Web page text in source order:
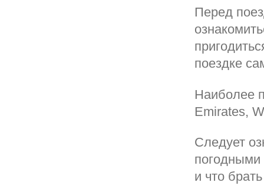
Перед
поездке
Наиболее
Emirates,
Следует
погодными
и что